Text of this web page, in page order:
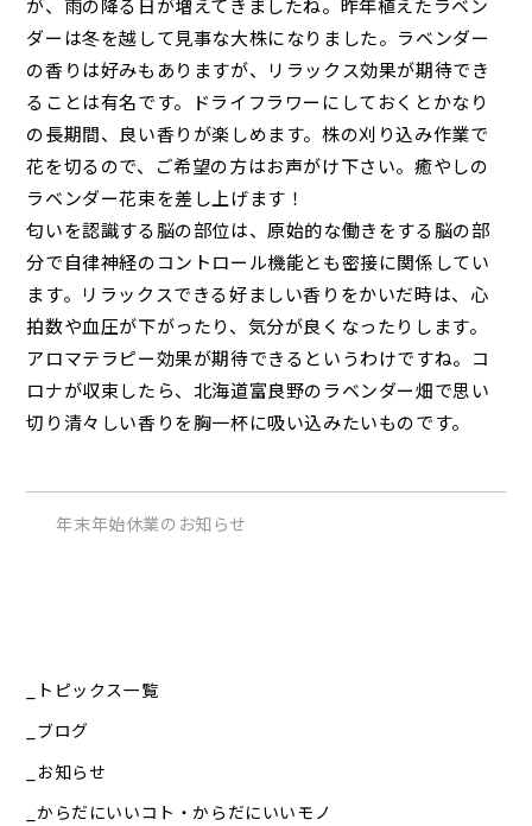
が、雨の降る日が増えてきましたね。昨年植えたラベン
ダーは冬を越して見事な大株になりました。ラベンダー
の香りは好みもありますが、リラックス効果が期待でき
ることは有名です。ドライフラワーにしておくとかなり
の長期間、良い香りが楽しめます。株の刈り込み作業で
花を切るので、ご希望の方はお声がけ下さい。癒やしの
ラベンダー花束を差し上げます！
匂いを認識する脳の部位は、原始的な働きをする脳の部
分で自律神経のコントロール機能とも密接に関係してい
ます。リラックスできる好ましい香りをかいだ時は、心
拍数や血圧が下がったり、気分が良くなったりします。
アロマテラピー効果が期待できるというわけですね。コ
ロナが収束したら、北海道富良野のラベンダー畑で思い
切り清々しい香りを胸一杯に吸い込みたいものです。
年末年始休業のお知らせ
トピックス一覧
ブログ
お知らせ
からだにいいコト・からだにいいモノ